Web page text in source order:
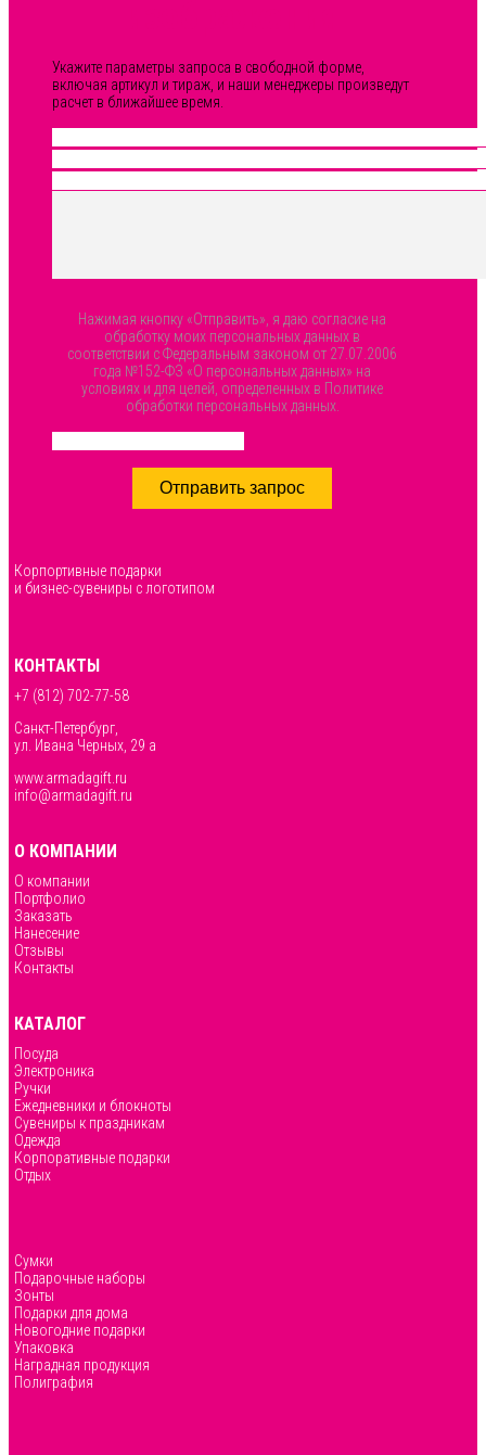
Укажите параметры запроса в свободной форме,
включая артикул и тираж, и наши менеджеры произведут
расчет в ближайшее время.
Нажимая кнопку «Отправить», я даю согласие на
обработку моих персональных данных в
соответствии с Федеральным законом от 27.07.2006
года №152-ФЗ «О персональных данных» на
условиях и для целей, определенных в Политике
обработки персональных данных.
Отправить запрос
Корпортивные подарки
и бизнес-сувениры с логотипом
КОНТАКТЫ
+7 (812) 702-77-58
Санкт-Петербург,
ул. Ивана Черных, 29 а
www.armadagift.ru
info@armadagift.ru
О КОМПАНИИ
О компании
Портфолио
Заказать
Нанесение
Отзывы
Контакты
КАТАЛОГ
Посуда
Электроника
Ручки
Ежедневники и блокноты
Сувениры к праздникам
Одежда
Корпоративные подарки
Отдых
Сумки
Подарочные наборы
Зонты
Подарки для дома
Новогодние подарки
Упаковка
Наградная продукция
Полиграфия